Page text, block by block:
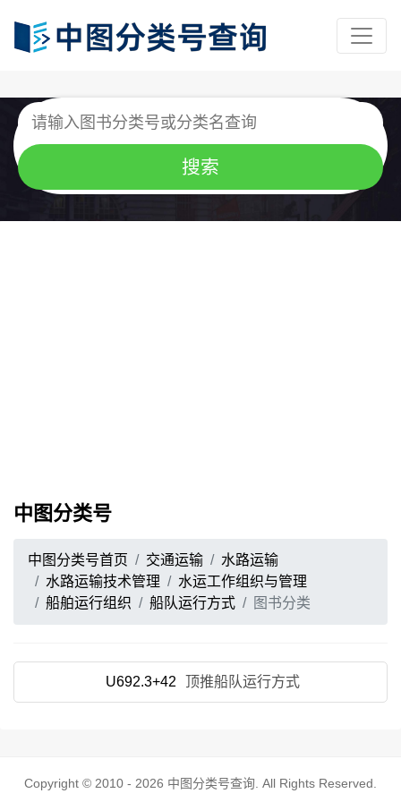
中图分类号
中图分类号首页 交通运输
水路运输
水路运输技术管理
水运工作组织与管理
船舶运行组织
船队运行方式 图书分类
U692.3+42 顶推船队运行方式
Copyright © 2010 - 2026 中图分类号查询 . All Rights Reserved.